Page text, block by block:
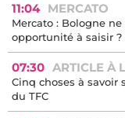
11:04 MERCATO
Mercato : Bologne
opportunité à saisir ?
07:30 ARTICLE À
Cinq choses à
du TFC